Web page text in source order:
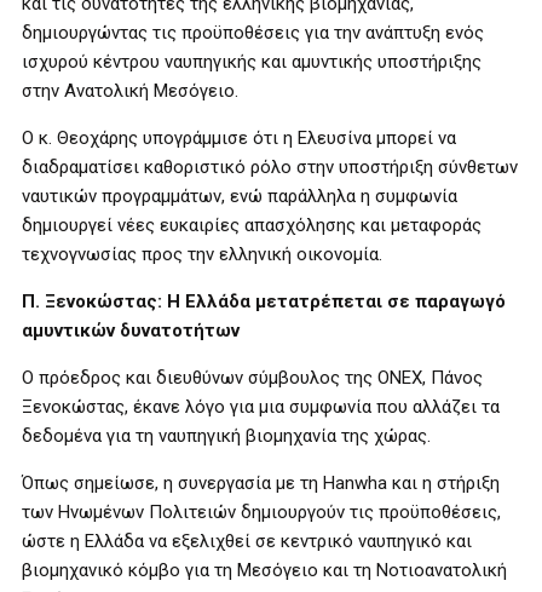
δημιουργώντας τις προϋποθέσεις για την ανάπτυξη ενός
ισχυρού κέντρου ναυπηγικής και αμυντικής υποστήριξης
στην Ανατολική Μεσόγειο.
Ο κ. Θεοχάρης υπογράμμισε ότι η Ελευσίνα μπορεί να
διαδραματίσει καθοριστικό ρόλο στην υποστήριξη σύνθετων
ναυτικών προγραμμάτων, ενώ παράλληλα η συμφωνία
δημιουργεί νέες ευκαιρίες απασχόλησης και μεταφοράς
τεχνογνωσίας προς την ελληνική οικονομία.
Π. Ξενοκώστας: Η Ελλάδα μετατρέπεται σε παραγωγό
αμυντικών δυνατοτήτων
Ο πρόεδρος και διευθύνων σύμβουλος της ONEX, Πάνος
Ξενοκώστας, έκανε λόγο για μια συμφωνία που αλλάζει τα
δεδομένα για τη ναυπηγική βιομηχανία της χώρας.
Όπως σημείωσε, η συνεργασία με τη Hanwha και η στήριξη
των Ηνωμένων Πολιτειών δημιουργούν τις προϋποθέσεις,
ώστε η Ελλάδα να εξελιχθεί σε κεντρικό ναυπηγικό και
βιομηχανικό κόμβο για τη Μεσόγειο και τη Νοτιοανατολική